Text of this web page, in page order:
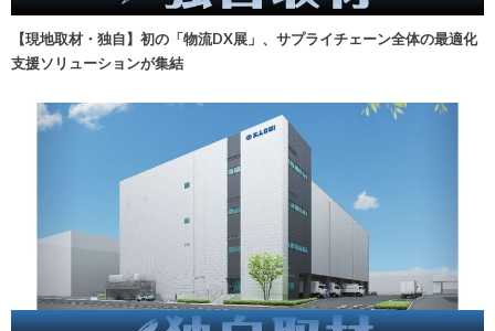
【現地取材・独自】初の「物流DX展」、サプライチェーン全体の最適化
支援ソリューションが集結